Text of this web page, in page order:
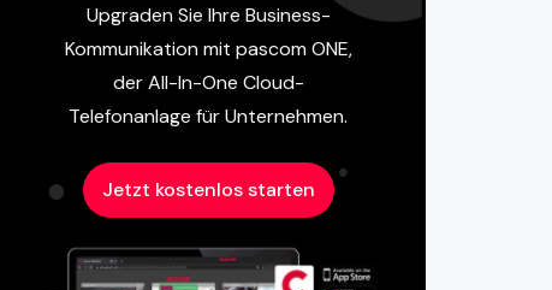
Upgraden Sie Ihre Business-
Kommunikation mit pascom ONE,
der All-In-One Cloud-
Telefonanlage für Unternehmen.
Jetzt kostenlos starten